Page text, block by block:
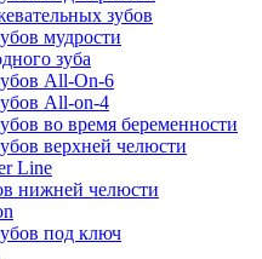
зубов
мудрости
зуба
All-On-6
All-on-4
во время беременности
верхней челюсти
Line
нижней челюсти
под ключ